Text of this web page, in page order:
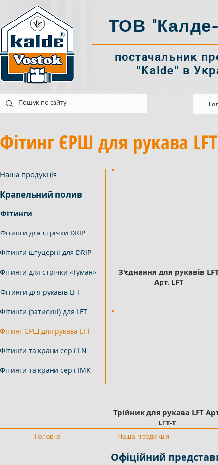
ТОВ
постачальник
"Kalde" в
Україна Харків
Фітинг ЄРШ для рукава LFT
Наша продукція
Крапельний полив
Фітинги
Фітинги для стрічки DRIP
Фітинги штуцерні для DRIP
Фітинги для стрічки «Туман»
Фітинги для рукавів LFT
Фітинги (затискні) для LFT
Фітинг ЄРШ для рукава LFT
Фітинги та крани серії LN
Фітинги та крани серії IMK
З'єднання для рукавів
Арт. LFT
Трійник для рукава LFT
LFT-T
Офіційний представник Калде Офіційний
Головна Наша продукція
Офіційний